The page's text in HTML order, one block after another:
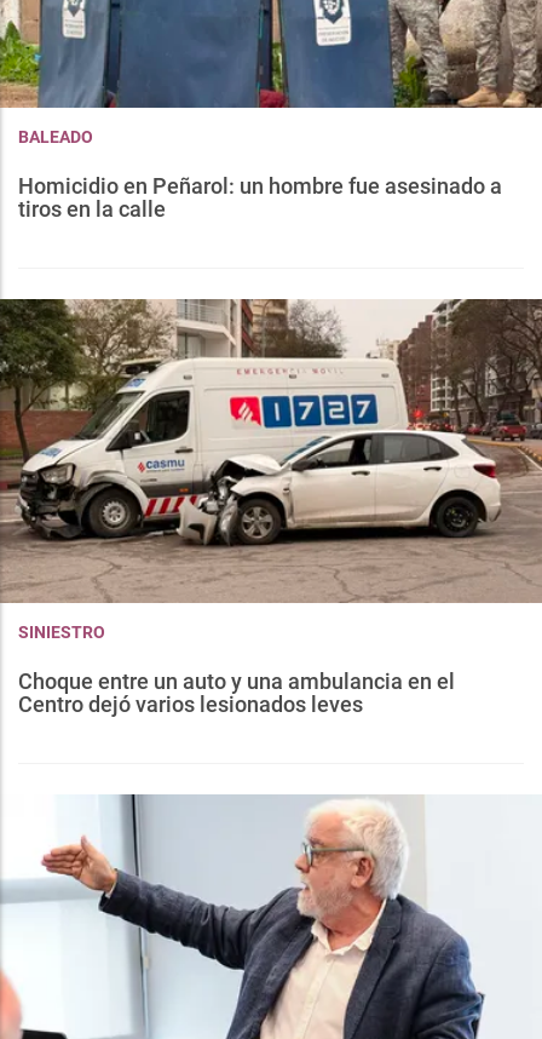
BALEADO
Homicidio en Peñarol: un hombre fue asesinado a
tiros en la calle
SINIESTRO
Choque entre un auto y una ambulancia en el
Centro dejó varios lesionados leves